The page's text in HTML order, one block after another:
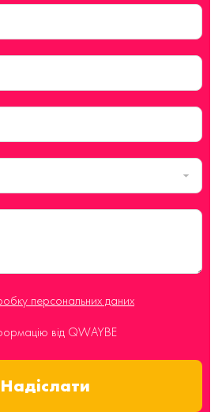
персональних даних
від QWAYBE
Надіслати